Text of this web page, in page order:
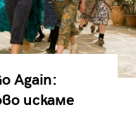
Again:
искаме